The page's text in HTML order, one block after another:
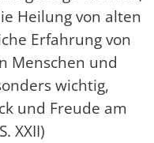
Heilung von alten
Erfahrung von
Menschen und
wichtig,
und Freude am
XXII)